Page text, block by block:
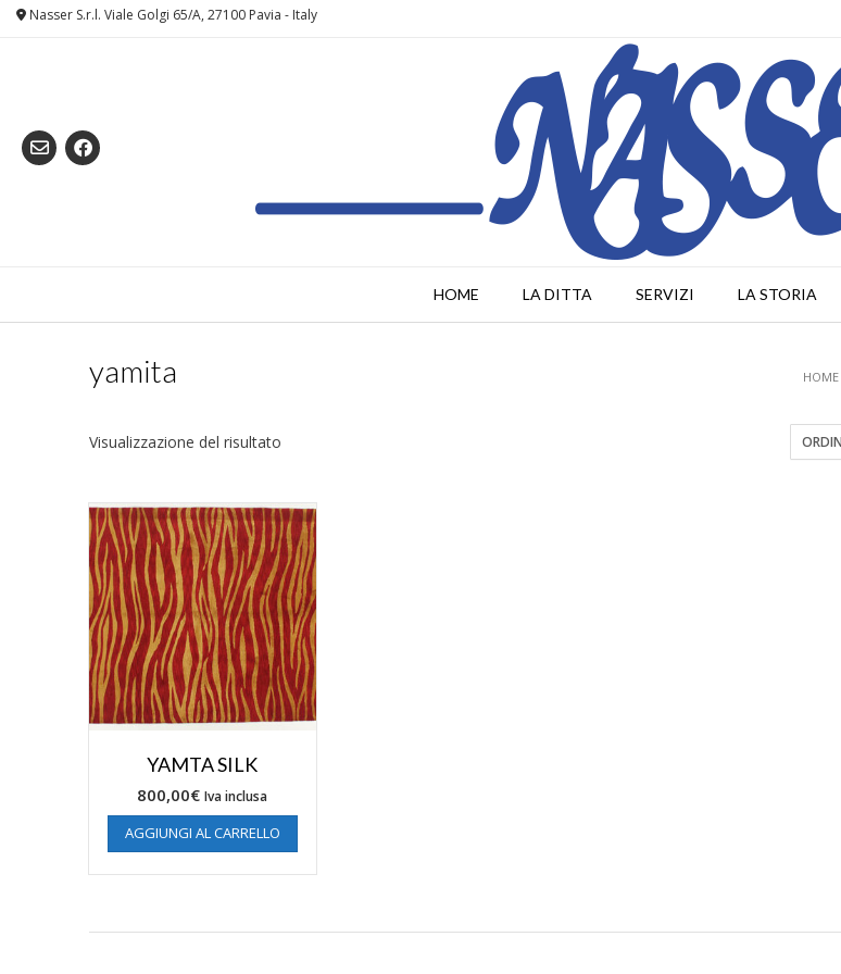
Skip Nasser S.r.l. Viale Golgi 65/A, 27100 Pavia - Italy
HOME LA DITTA SERVIZI LA STORIA
HOME
yamita
Visualizzazione del risultato
YAMTA SILK
800,00€ Iva inclusa
AGGIUNGI AL CARRELLO